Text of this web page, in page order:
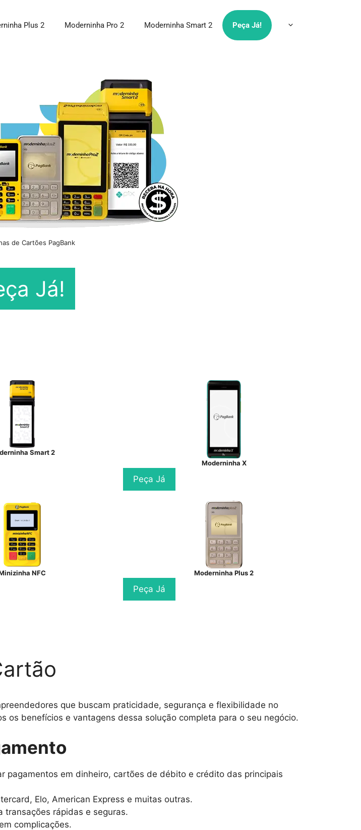
Plus 2 Moderninha Pro 2 Moderninha Smart 2 Peça Já!
de Cartões PagBank
Já!
Smart 2
Moderninha X
Peça Já
NFC Moderninha Plus 2
Peça Já
que buscam praticidade, segurança e flexibilidade no
benefícios e vantagens dessa solução completa para o seu negócio.
pagamentos em dinheiro, cartões de débito e crédito das principais
Elo, American Express e muitas outras.
transações rápidas e seguras.
complicações.